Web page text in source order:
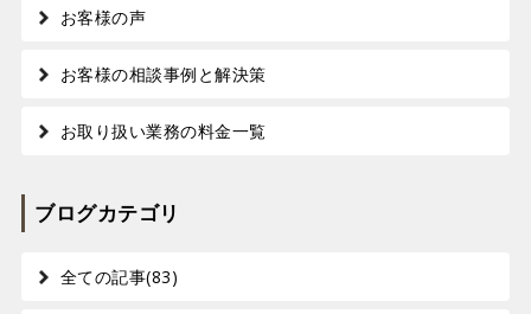
お客様の声
お客様の相談事例と解決策
お取り扱い業務の料金一覧
ブログカテゴリ
全ての記事(83)